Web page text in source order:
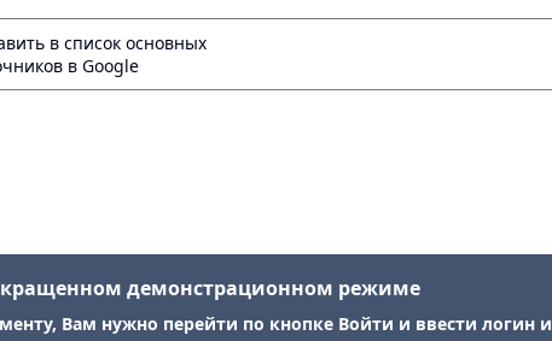
в список основных
в Google
демонстрационном режиме
Вам нужно перейти по кнопке Войти и ввести логин и